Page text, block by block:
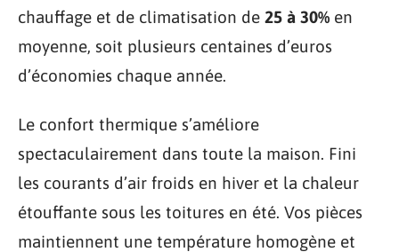
chauffage et de climatisation de 25 à 30% en
moyenne, soit plusieurs centaines d’euros
d’économies chaque année.
Le confort thermique s’améliore
spectaculairement dans toute la maison. Fini
les courants d’air froids en hiver et la chaleur
étouffante sous les toitures en été. Vos pièces
maintiennent une température homogène et